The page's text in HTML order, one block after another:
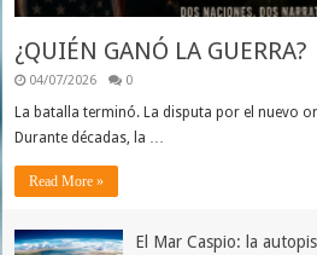
¿QUIÉN GANÓ LA GUERRA?
04/07/2026 0
La batalla terminó. La disputa por el nuevo
Durante décadas, la …
Read More »
El Mar Caspio: la